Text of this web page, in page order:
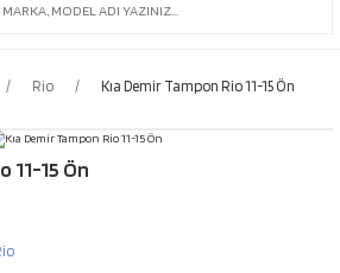
Rio Kıa Demir Tampon Rio 11-15 Ön
11-15 Ön